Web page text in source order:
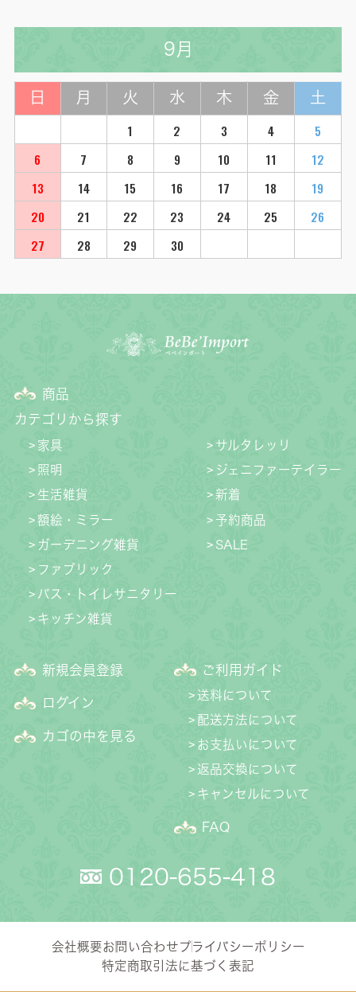
9月
日 月 火 水 木 金 土
1 2 3 4
5
6
7 8 9 10 11
12
13
14 15 16 17 18
19
20
21 22 23 24 25
26
27
28 29 30
商品
カテゴリから探す
家具
照明
生活雑貨
額絵・ミラー
ガーデニング雑貨
ファブリック
バス・トイレサニタリー
キッチン雑貨
サルタレッリ
ジェニファーテイラー
新着
予約商品
SALE
新規会員登録
ログイン
カゴの中を見る
ご利用ガイド
送料について
配送方法について
お支払いについて
返品交換について
キャンセルについて
FAQ
0120-655-418
会社概要お問い合わせプライバシーポリシー
特定商取引法に基づく表記